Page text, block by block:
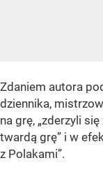
Zdaniem autora
dziennika,
na grę, „zderzyli
twardą grę” i w
z Polakami”.